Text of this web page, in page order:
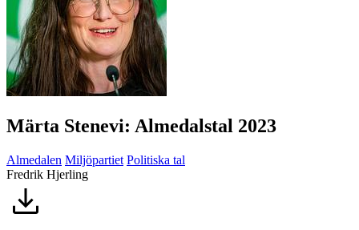
Märta Stenevi: Almedalstal 2023
Almedalen Miljöpartiet Politiska tal
Fredrik Hjerling